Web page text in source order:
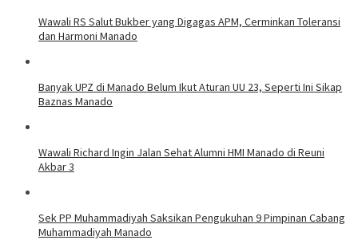
Wawali RS Salut Bukber yang Digagas APM, Cerminkan Toleransi
dan Harmoni Manado
Banyak UPZ di Manado Belum Ikut Aturan UU 23, Seperti Ini Sikap
Baznas Manado
Wawali Richard Ingin Jalan Sehat Alumni HMI Manado di Reuni
Akbar 3
Sek PP Muhammadiyah Saksikan Pengukuhan 9 Pimpinan Cabang
Muhammadiyah Manado